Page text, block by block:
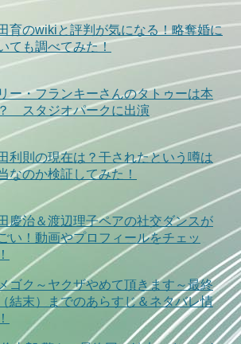
育のwikiと評判が気になる！略奪婚に
ても調べてみた！
ー・フランキーさんのタトゥーは本
スタジオパークに出演
利則の現在は？干されたという噂は
なのか検証してみた！
慶治＆渡辺理子ペアの社交ダンスが
い！動画やプロフィールをチェッ
ゴク～ヤクザやめて頂きます～最終
結末）までのあらすじ＆ネタバレ情